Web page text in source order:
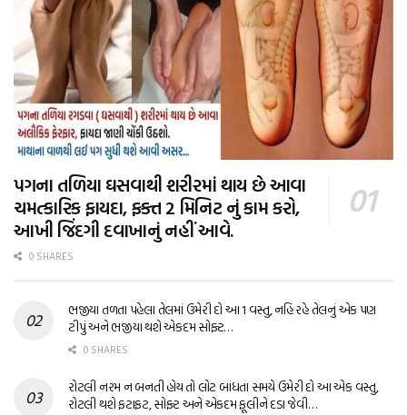
પગના તળિયા ઘસવાથી શરીરમાં થાય છે આવા
ચમત્કારિક ફાયદા, ફક્ત 2 મિનિટ નું કામ કરો,
આખી જિંદગી દવાખાનું નહીં આવે.
0 SHARES
ભજીયા તળતા પહેલા તેલમાં ઉમેરી દો આ 1 વસ્તુ, નહિ રહે તેલનું એક પણ
ટીપું અને ભજીયા થશે એકદમ સોફ્ટ…
0 SHARES
રોટલી નરમ ન બનતી હોય તો લોટ બાંધતા સમયે ઉમેરી દો આ એક વસ્તુ,
રોટલી થશે ફટાફટ, સોફ્ટ અને એકદમ ફૂલીને દડા જેવી…